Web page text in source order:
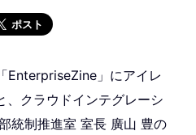
ポスト
EnterpriseZine」にアイレ
、クラウドインテグレーシ
統制推進室 室長 廣山 豊の